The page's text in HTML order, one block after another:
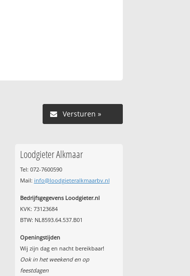
Versturen »
Loodgieter Alkmaar
Tel: 072-7600590
Mail: info@loodgieteralkmaarbv.nl
Bedrijfsgegevens Loodgieter.nl
KVK: 73123684
BTW: NL8593.64.537.B01
Openingstijden
Wij zijn dag en nacht bereikbaar!
Ook in het weekend en op
feestdagen